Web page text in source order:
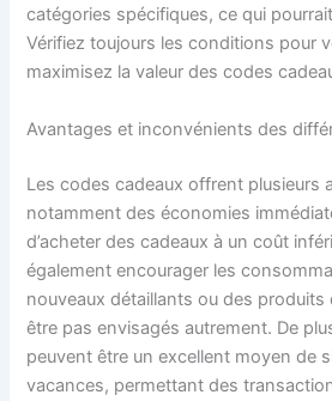
catégories spécifiques, ce qui
Vérifiez toujours les conditions pour
maximisez la valeur des codes
Avantages et inconvénients des
Les codes cadeaux offrent plusieurs
notamment des économies
d’acheter des cadeaux à un coût
également encourager les
nouveaux détaillants ou des produits
être pas envisagés autrement. De
peuvent être un excellent moyen de
vacances, permettant des